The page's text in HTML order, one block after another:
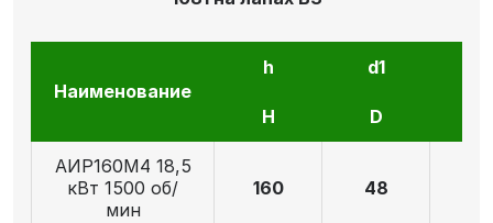
Наименование
h d1
H D
АИР160М4 18,5
кВт 1500 об/
мин
160 48